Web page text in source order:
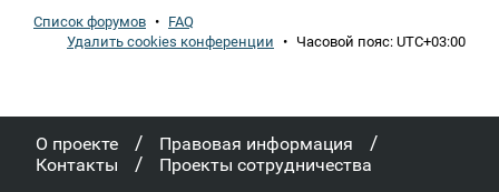
Список форумов • FAQ
Удалить cookies конференции • Часовой пояс: UTC+03:00
О проекте / Правовая информация /
Контакты / Проекты сотрудничества